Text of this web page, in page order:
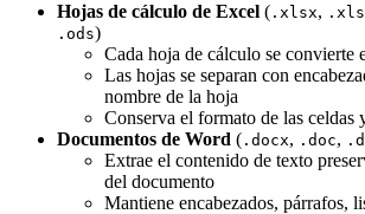
Hojas de cálculo de Excel ( .xlsx, .xls
.ods)
Cada hoja de cálculo se convierte
Las hojas se separan con
nombre de la hoja
Conserva el formato de las celdas
Documentos de Word ( .docx, .doc,
Extrae el contenido de texto
del documento
Mantiene encabezados, párrafos,